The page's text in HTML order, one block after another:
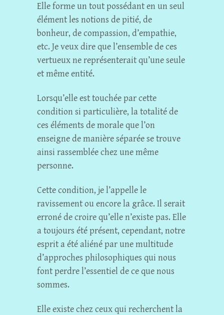
Elle forme un tout possédant en un seul
élément les notions de pitié, de
bonheur, de compassion, d’empathie,
etc. Je veux dire que l’ensemble de ces
vertueux ne représenterait qu’une seule
et même entité.
Lorsqu’elle est touchée par cette
condition si particulière, la totalité de
ces éléments de morale que l’on
enseigne de manière séparée se trouve
ainsi rassemblée chez une même
personne.
Cette condition, je l’appelle le
ravissement ou encore la grâce. Il serait
erroné de croire qu’elle n’existe pas. Elle
a toujours été présent, cependant, notre
esprit a été aliéné par une multitude
d’approches philosophiques qui nous
font perdre l’essentiel de ce que nous
sommes.
Elle existe chez ceux qui recherchent la